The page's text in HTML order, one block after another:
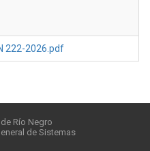
222-2026.pdf